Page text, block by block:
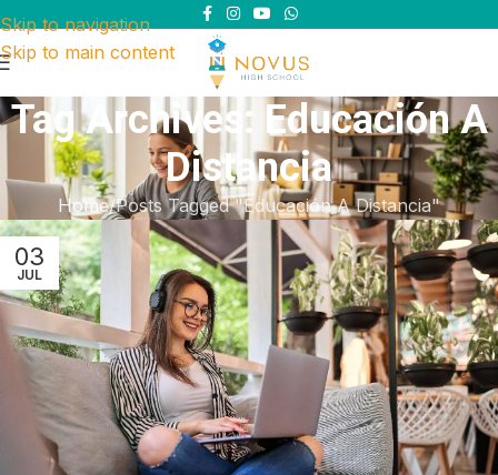
Skip to navigation
Skip to main content
Tag Archives: Educación A
Distancia
Home Posts Tagged "Educación A Distancia"
03
JUL